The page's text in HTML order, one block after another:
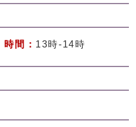
時間： 13時-14時